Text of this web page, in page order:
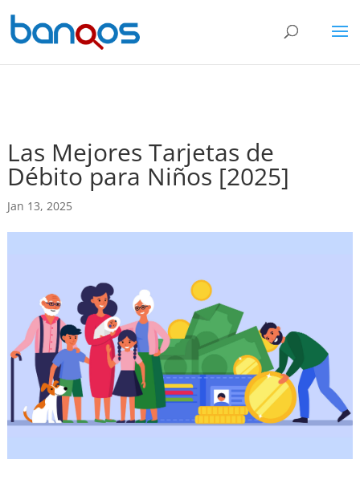
Las Mejores Tarjetas de
Débito para Niños [2025]
Jan 13, 2025